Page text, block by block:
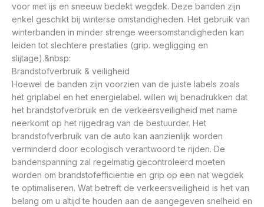
voor met ijs en sneeuw bedekt wegdek. Deze banden zijn
enkel geschikt bij winterse omstandigheden. Het gebruik van
winterbanden in minder strenge weersomstandigheden kan
leiden tot slechtere prestaties (grip. wegligging en
slijtage).&nbsp:
Brandstofverbruik & veiligheid
Hoewel de banden zijn voorzien van de juiste labels zoals
het griplabel en het energielabel. willen wij benadrukken dat
het brandstofverbruik en de verkeersveiligheid met name
neerkomt op het rijgedrag van de bestuurder. Het
brandstofverbruik van de auto kan aanzienlijk worden
verminderd door ecologisch verantwoord te rijden. De
bandenspanning zal regelmatig gecontroleerd moeten
worden om brandstofefficiëntie en grip op een nat wegdek
te optimaliseren. Wat betreft de verkeersveiligheid is het van
belang om u altijd te houden aan de aangegeven snelheid en